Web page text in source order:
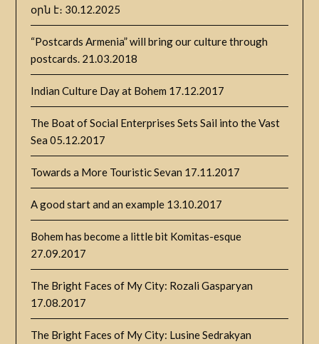
օրն է։ 30.12.2025
“Postcards Armenia” will bring our culture through
postcards. 21.03.2018
Indian Culture Day at Bohem 17.12.2017
The Boat of Social Enterprises Sets Sail into the Vast
Sea 05.12.2017
Towards a More Touristic Sevan 17.11.2017
A good start and an example 13.10.2017
Bohem has become a little bit Komitas-esque
27.09.2017
The Bright Faces of My City: Rozali Gasparyan
17.08.2017
The Bright Faces of My City: Lusine Sedrakyan